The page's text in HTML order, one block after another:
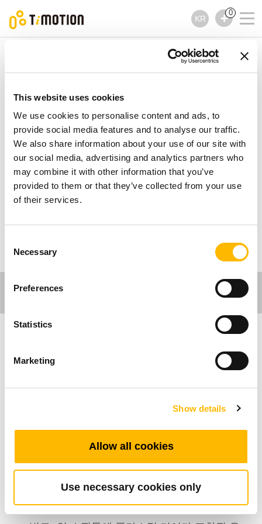
This website uses cookies
We use cookies to personalise content and ads, to
provide social media features and to analyse our traffic.
We also share information about your use of our site with
our social media, advertising and analytics partners who
may combine it with other information that you’ve
provided to them or that they’ve collected from your use
of their services.
Selection
Necessary
Preferences
Statistics
Marketing
Show details
Allow all cookies
Use necessary cookies only
KR
0
TBS10 제품시리즈
TBS10 제품시리즈
액세서리
사무환경 분야
에 모터 혹은 수동 변환 장치설계에 사용 할 수 있
특수한 설계는 작동시의 소음을 줄일 수 있습니
제품특성